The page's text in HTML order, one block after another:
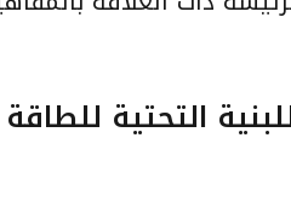
التحتية للطاقة